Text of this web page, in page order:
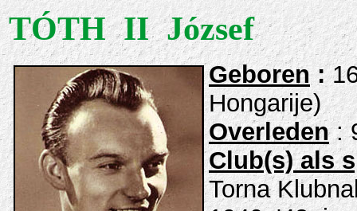
TÓTH II József
Geboren:
Hongarije)
Overleden:
Club(s) als
Torna